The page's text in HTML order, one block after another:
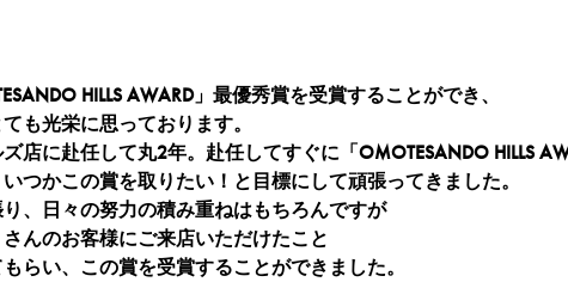
HILLS AWARD」最優秀賞を受賞することができ、
も光栄に思っております。
店に赴任して丸2年。赴任してすぐに「OMOTESANDO HILLS
つかこの賞を取りたい！と目標にして頑張ってきました。
、日々の努力の積み重ねはもちろんですが
んのお客様にご来店いただけたこと
らい、この賞を受賞することができました。